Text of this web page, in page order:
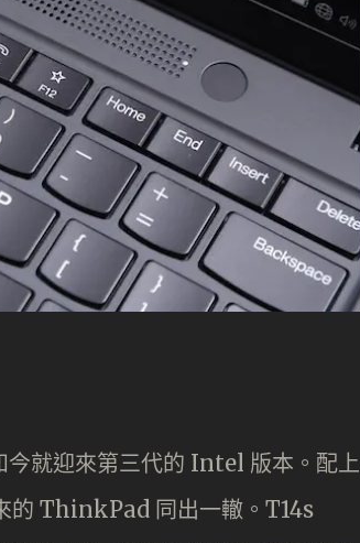
就迎來第三代的 Intel 版本。配上
的 ThinkPad 同出一轍。T14s